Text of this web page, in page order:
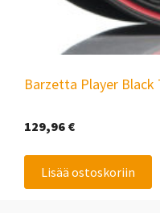
Barzetta Player Black
129,96 €
Lisää ostoskoriin